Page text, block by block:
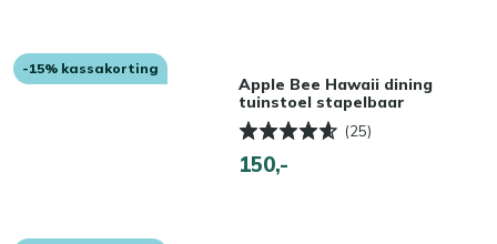
-15% kassakorting
Apple Bee Hawaii dining
tuinstoel stapelbaar
(25)
150,-